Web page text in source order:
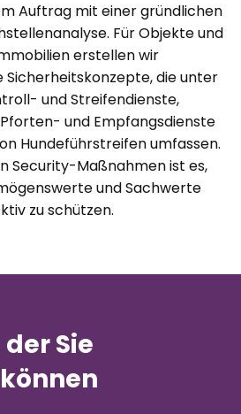
Auftrag mit einer gründlichen
Für Objekte und
erstellen wir
die unter
und Streifendienste,
und Empfangsdienste
Hundeführstreifen umfassen.
Security-Maßnahmen ist es,
und Sachwerte
zu schützen.
Sie